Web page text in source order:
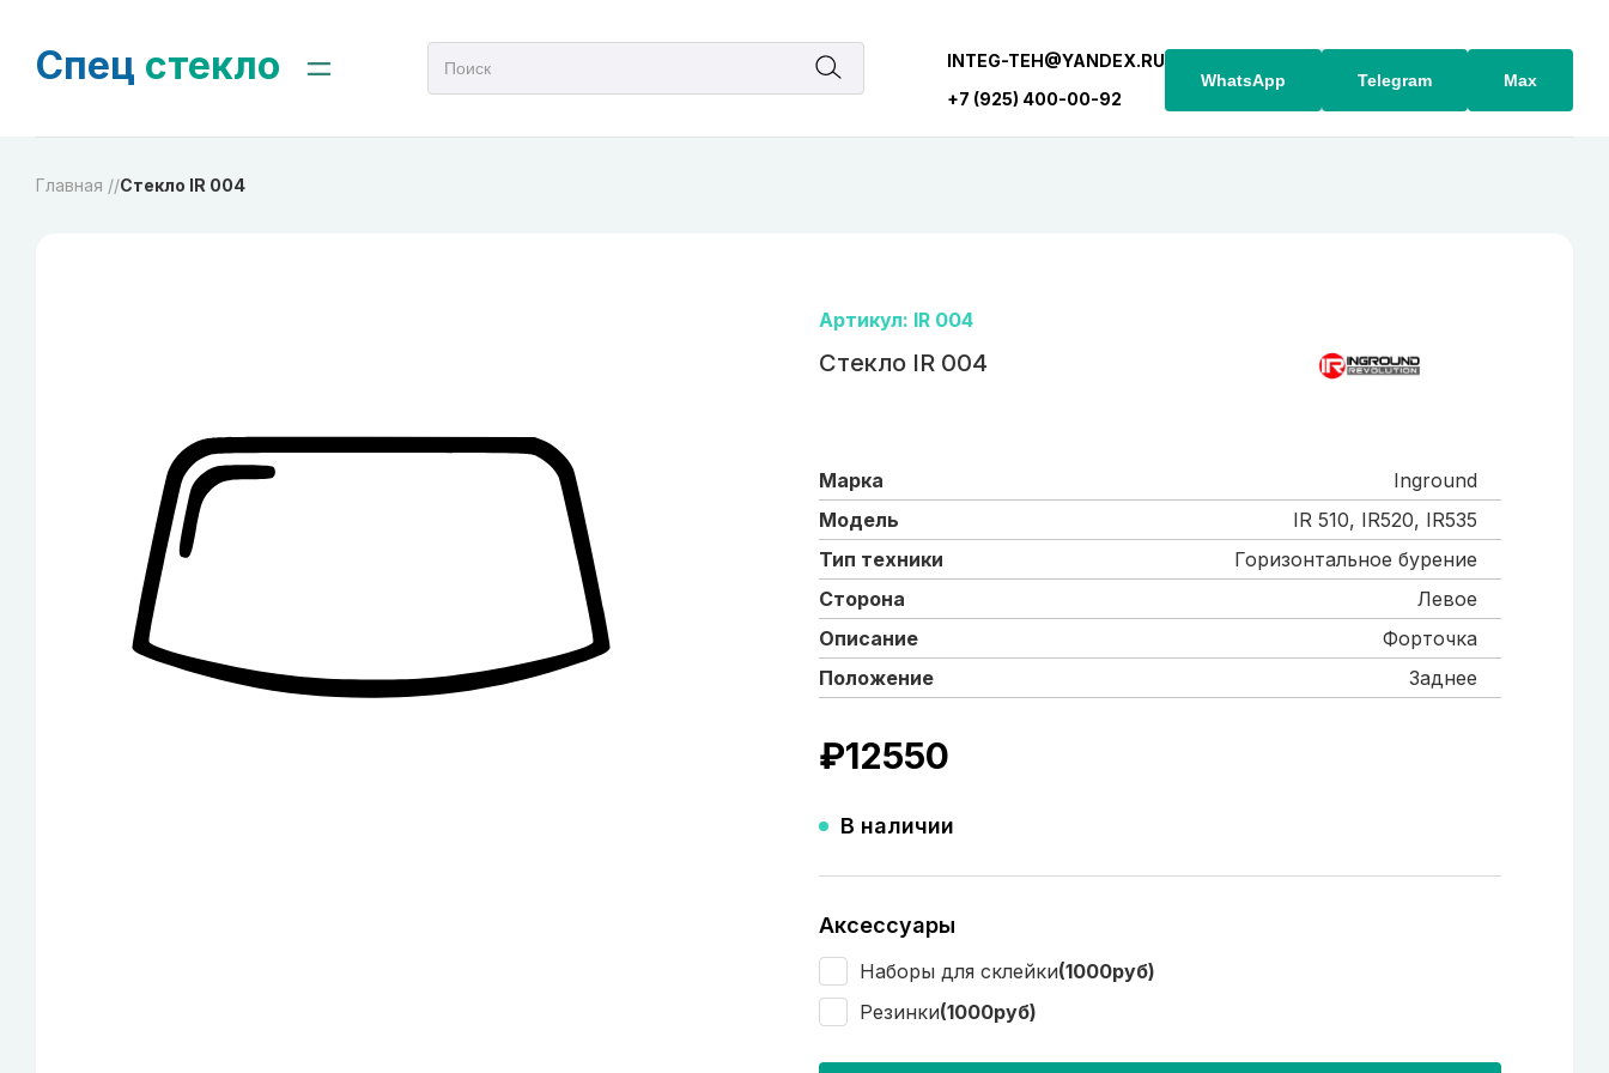
Спец стекло
INTEG-TEH@YANDEX.RU
+7 (925) 400-00-92
WhatsApp Telegram Max
Главная //Стекло IR 004
Артикул: IR 004
Стекло IR 004
Марка
Inground
Модель
IR 510, IR520, IR535
Тип техники
Горизонтальное бурение
Сторона
Левое
Описание
Форточка
Положение
Заднее
₽12550
В наличии
Аксессуары
Наборы для склейки(1000руб)
Резинки(1000руб)